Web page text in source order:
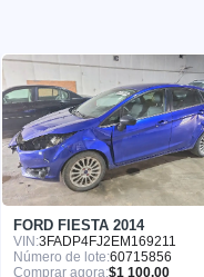
FORD FIESTA 2014
VIN:3FADP4FJ2EM169211
Número de lote:60715856
Comprar agora:$1 100.00